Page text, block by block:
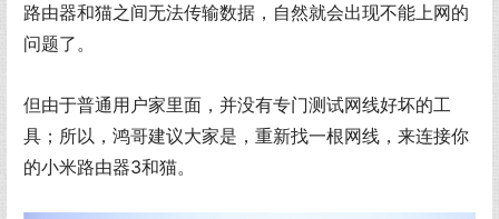
路由器和猫之间无法传输数据，自然就会出现不能上网的
问题了。
但由于普通用户家里面，并没有专门测试网线好坏的工
具；所以，鸿哥建议大家是，重新找一根网线，来连接你
的小米路由器3和猫。